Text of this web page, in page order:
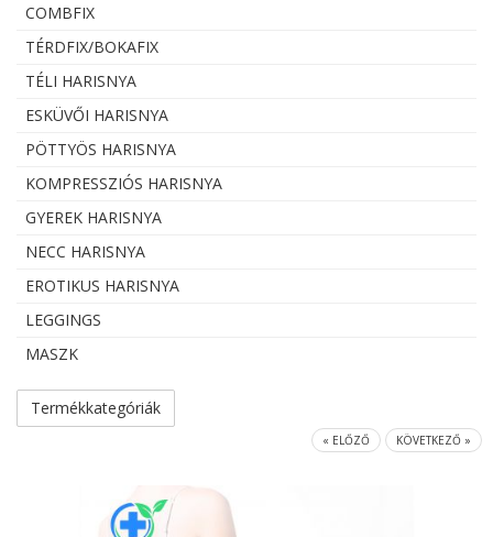
COMBFIX
TÉRDFIX/BOKAFIX
TÉLI HARISNYA
ESKÜVŐI HARISNYA
PÖTTYÖS HARISNYA
KOMPRESSZIÓS HARISNYA
GYEREK HARISNYA
NECC HARISNYA
EROTIKUS HARISNYA
LEGGINGS
MASZK
Termékkategóriák
« ELŐZŐ KÖVETKEZŐ »